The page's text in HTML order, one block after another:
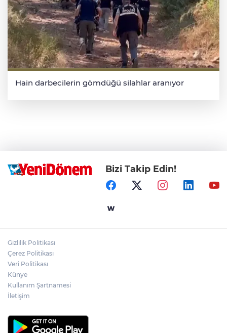
Hain darbecilerin gömdüğü silahlar aranıyor
Bizi Takip Edin!
Gizlilik Politikası
Çerez Politikası
Veri Politikası
Künye
Kullanım Şartnamesi
İletişim